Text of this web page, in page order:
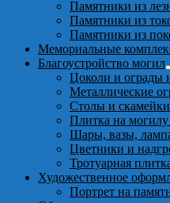
Памятники из
Памятники из
Памятники из
Мемориальные
Благоустройство могил
Цоколи и ограды
Металлические
Столы и скамейки
Плитка на могилу
Шары, вазы,
Цветники и
Тротуарная
Художественное
Портрет на